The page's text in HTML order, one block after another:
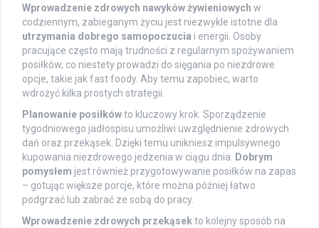
Wprowadzenie zdrowych nawyków żywieniowych w
codziennym, zabieganym życiu jest niezwykle istotne dla
utrzymania dobrego samopoczucia i energii. Osoby
pracujące często mają trudności z regularnym spożywaniem
posiłków, co niestety prowadzi do sięgania po niezdrowe
opcje, takie jak fast foody. Aby temu zapobiec, warto
wdrożyć kilka prostych strategii.
Planowanie posiłkówto kluczowy krok. Sporządzenie
tygodniowego jadłospisu umożliwi uwzględnienie zdrowych
dań oraz przekąsek. Dzięki temu unikniesz impulsywnego
kupowania niezdrowego jedzenia w ciągu dnia. Dobrym
pomysłem jest również przygotowywanie posiłków na zapas
– gotując większe porcje, które można później łatwo
podgrzać lub zabrać ze sobą do pracy.
Wprowadzenie zdrowych przekąsekto kolejny sposób na